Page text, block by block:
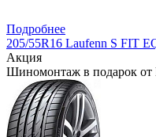
Подробнее
205/55R16 Laufenn S FIT
Акция
Шиномонтаж в подарок от